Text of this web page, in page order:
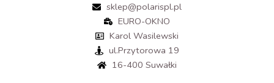
sklep@polarispl.pl
EURO-OKNO
Karol Wasilewski
ul.Przytorowa 19
16-400 Suwałki